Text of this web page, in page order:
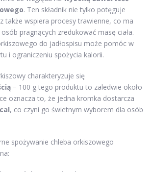
. Ten składnik nie tylko potęguje
także wspiera procesy trawienne, co ma
pragnących zredukować masę ciała.
do jadłospisu może pomóc w
i ograniczeniu spożycia kalorii.
charakteryzuje się
– 100 g tego produktu to zaledwie około
oznacza to, że jedna kromka dostarcza
, co czyni go świetnym wyborem dla osób
spożywanie chleba orkiszowego